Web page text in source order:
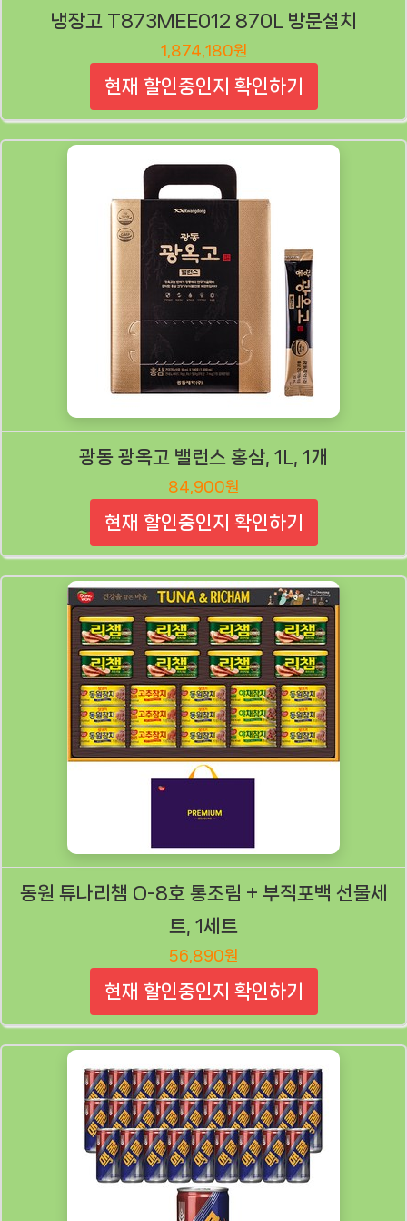
냉장고 T873MEE012 870L 방문설치
1,874,180원
현재 할인중인지 확인하기
광동 광옥고 밸런스 홍삼, 1L, 1개
84,900원
현재 할인중인지 확인하기
동원 튜나리챔 O-8호 통조림 + 부직포백 선물세
트, 1세트
56,890원
현재 할인중인지 확인하기